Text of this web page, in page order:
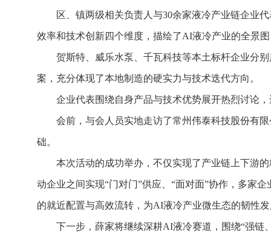
区、镇两级相关负责人与30余家液冷产业链企业
效率和技术创新四个维度，描绘了AI液冷产业的全景
贺斯特、威乐水泵、千瓦科技等本土标杆企业分
案，充分体现了本地制造的硬实力与技术迭代方向。
企业代表围绕自身产品与技术优势展开热烈讨论
会前，与会人员实地走访了常州伟泰科技股份有
础。
本次活动的成功举办，不仅实现了产业链上下游
动企业之间实现“门对门”供应、“面对面”协作，多家
的就近配置与高效流转，为AI液冷产业微生态的韧性
下一步，薛家将继续深耕AI液冷赛道，围绕“强链